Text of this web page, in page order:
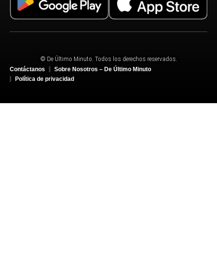
© De Último Minuto. Todos los derechos reservados.
Contáctanos
Sobre Nosotros – De Último Minuto
Política de privacidad